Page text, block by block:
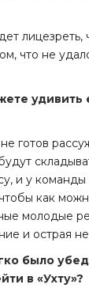
лицезреть,
что не
готов
и у команды
как
молодые
и острая
было
в «Ухту»?